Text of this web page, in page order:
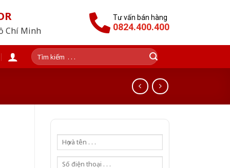
Chí Minh
Tư vấn bán hàng
0824.400.400
Tìm
kiếm: